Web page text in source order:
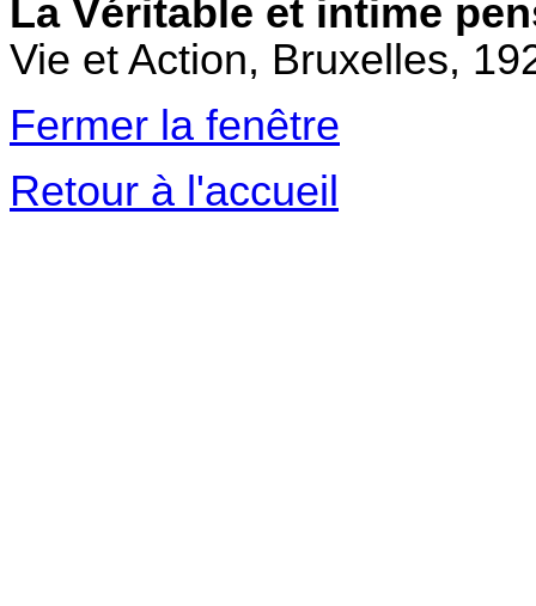
La Véritable et intime
Vie et Action, Bruxelles,
Fermer la fenêtre
Retour à l'accueil